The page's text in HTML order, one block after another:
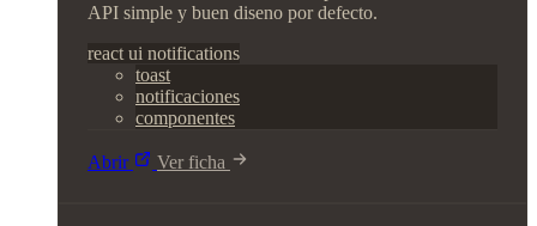
API simple y buen diseno por defecto.
reactui notifications
toast
notificaciones
componentes
Abrir Ver ficha